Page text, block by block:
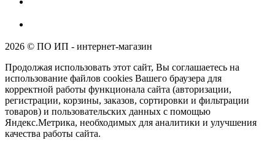
2026 © ПО ИП - интернет-магазин
Продолжая использовать этот сайт, Вы соглашаетесь на
использование файлов cookies Вашего браузера для
корректной работы функционала сайта (авторизации,
регистрации, корзины, заказов, сортировки и фильтрации
товаров) и пользовательских данных с помощью
Яндекс.Метрика, необходимых для аналитики и улучшения
качества работы сайта.